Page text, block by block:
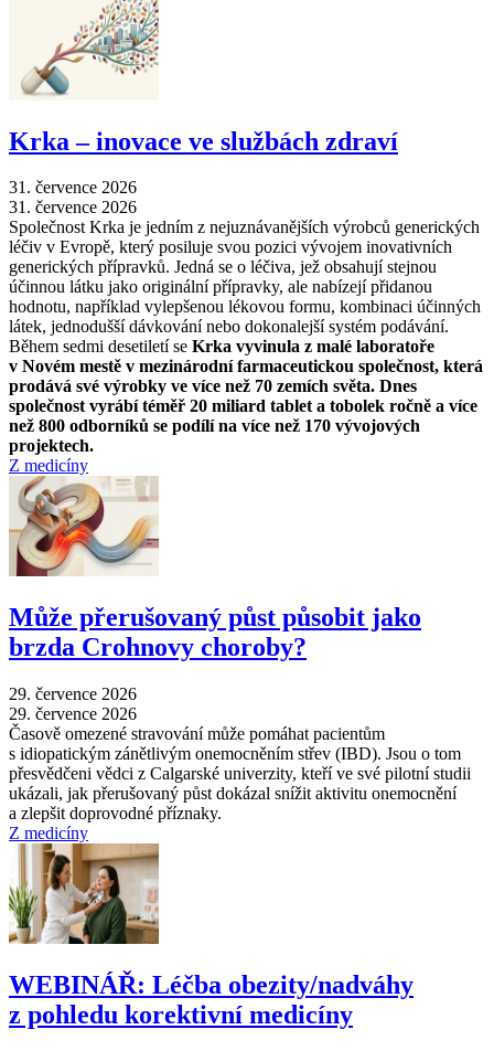
Krka –⁠ inovace ve službách zdraví
31. července 2026
31. července 2026
Společnost Krka je jedním z nejuznávanějších výrobců generických
léčiv v Evropě, který posiluje svou pozici vývojem inovativních
generických přípravků. Jedná se o léčiva, jež obsahují stejnou
účinnou látku jako originální přípravky, ale nabízejí přidanou
hodnotu, například vylepšenou lékovou formu, kombinaci účinných
látek, jednodušší dávkování nebo dokonalejší systém podávání.
Během sedmi desetiletí se Krka vyvinula z malé laboratoře
v Novém mestě v mezinárodní farmaceutickou společnost, která
prodává své výrobky ve více než 70 zemích světa. Dnes
společnost vyrábí téměř 20 miliard tablet a tobolek ročně a více
než 800 odborníků se podílí na více než 170 vývojových
projektech.
Z medicíny
Může přerušovaný půst působit jako
brzda Crohnovy choroby?
29. července 2026
29. července 2026
Časově omezené stravování může pomáhat pacientům
s idiopatickým zánětlivým onemocněním střev (IBD). Jsou o tom
přesvědčeni vědci z Calgarské univerzity, kteří ve své pilotní studii
ukázali, jak přerušovaný půst dokázal snížit aktivitu onemocnění
a zlepšit doprovodné příznaky.
Z medicíny
WEBINÁŘ: Léčba obezity/nadváhy
z pohledu korektivní medicíny